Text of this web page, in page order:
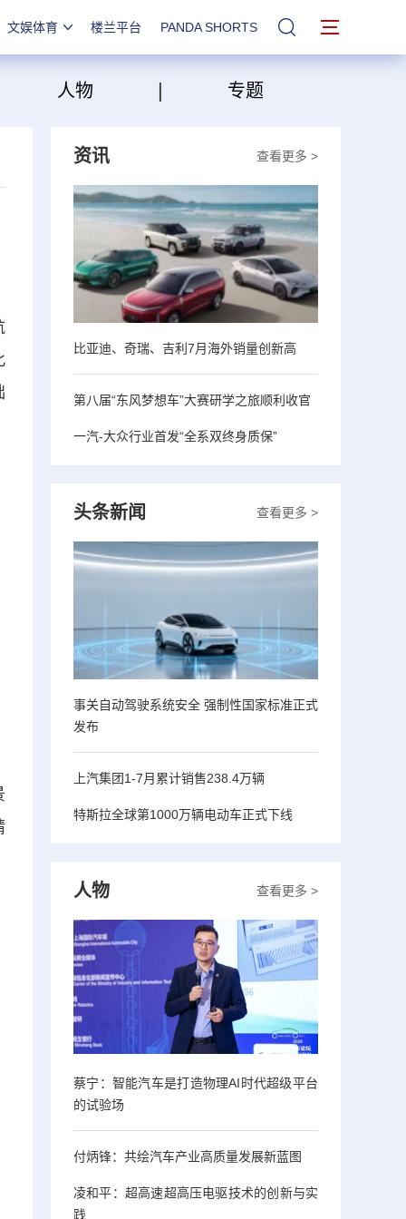
文娱体育 楼兰平台 PANDA SHORTS 站内搜索
人物 | 专题
查看更多 >
资讯
比亚迪、奇瑞、吉利7月海外销量创新高
第八届“东风梦想车”大赛研学之旅顺利收官
一汽-大众行业首发“全系双终身质保”
查看更多 >
头条新闻
事关自动驾驶系统安全 强制性国家标准正式
发布
上汽集团1-7月累计销售238.4万辆
特斯拉全球第1000万辆电动车正式下线
查看更多 >
人物
蔡宁：智能汽车是打造物理AI时代超级平台
的试验场
付炳锋：共绘汽车产业高质量发展新蓝图
凌和平：超高速超高压电驱技术的创新与实
践